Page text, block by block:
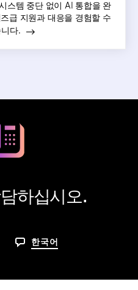
스템 중단 없이 AI 통합을 완
급 지원과 대응을 경험할 수
다.
하십시오.
한국어